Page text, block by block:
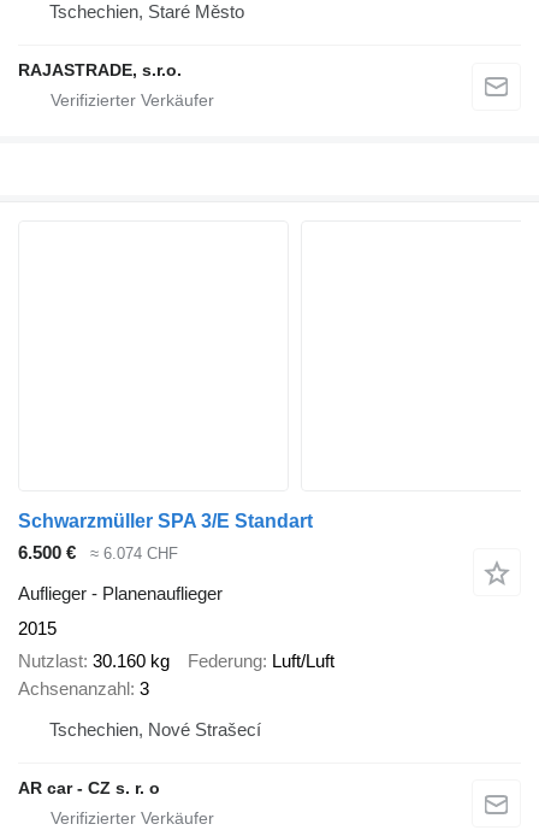
Tschechien, Staré Město
RAJASTRADE, s.r.o.
Schwarzmüller SPA 3/E Standart
6.500 €
≈ 6.074 CHF
Auflieger - Planenauflieger
2015
Nutzlast 30.160 kg Federung Luft/Luft
Achsenanzahl 3
Tschechien, Nové Strašecí
AR car - CZ s. r. o